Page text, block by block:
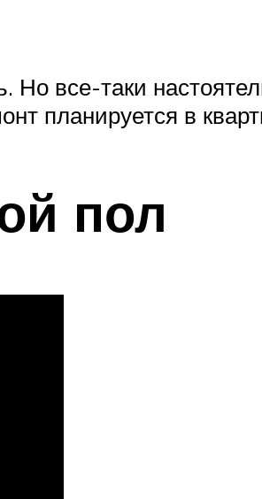
все-таки
планируется в
пол